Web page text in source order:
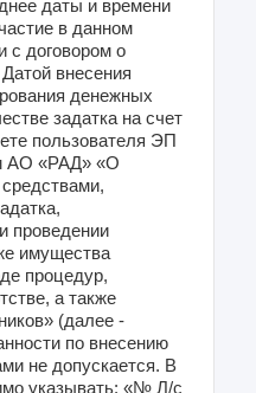
даты и времени
в данном
с договором о
внесения
денежных
задатка на счет
пользователя ЭП
АО «РАД» «О
проведении
имущества
процедур,
а также
(далее -
по внесению
не допускается. В
указывать: «№ Л/с